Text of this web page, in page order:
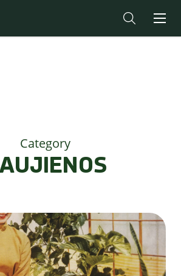
Category